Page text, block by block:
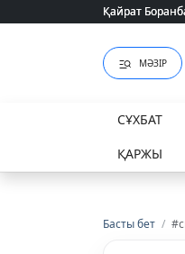
Қайрат
Қайрат
МӘЗІР
СҰХБАТ
ҚАРЖЫ
Басты бет /